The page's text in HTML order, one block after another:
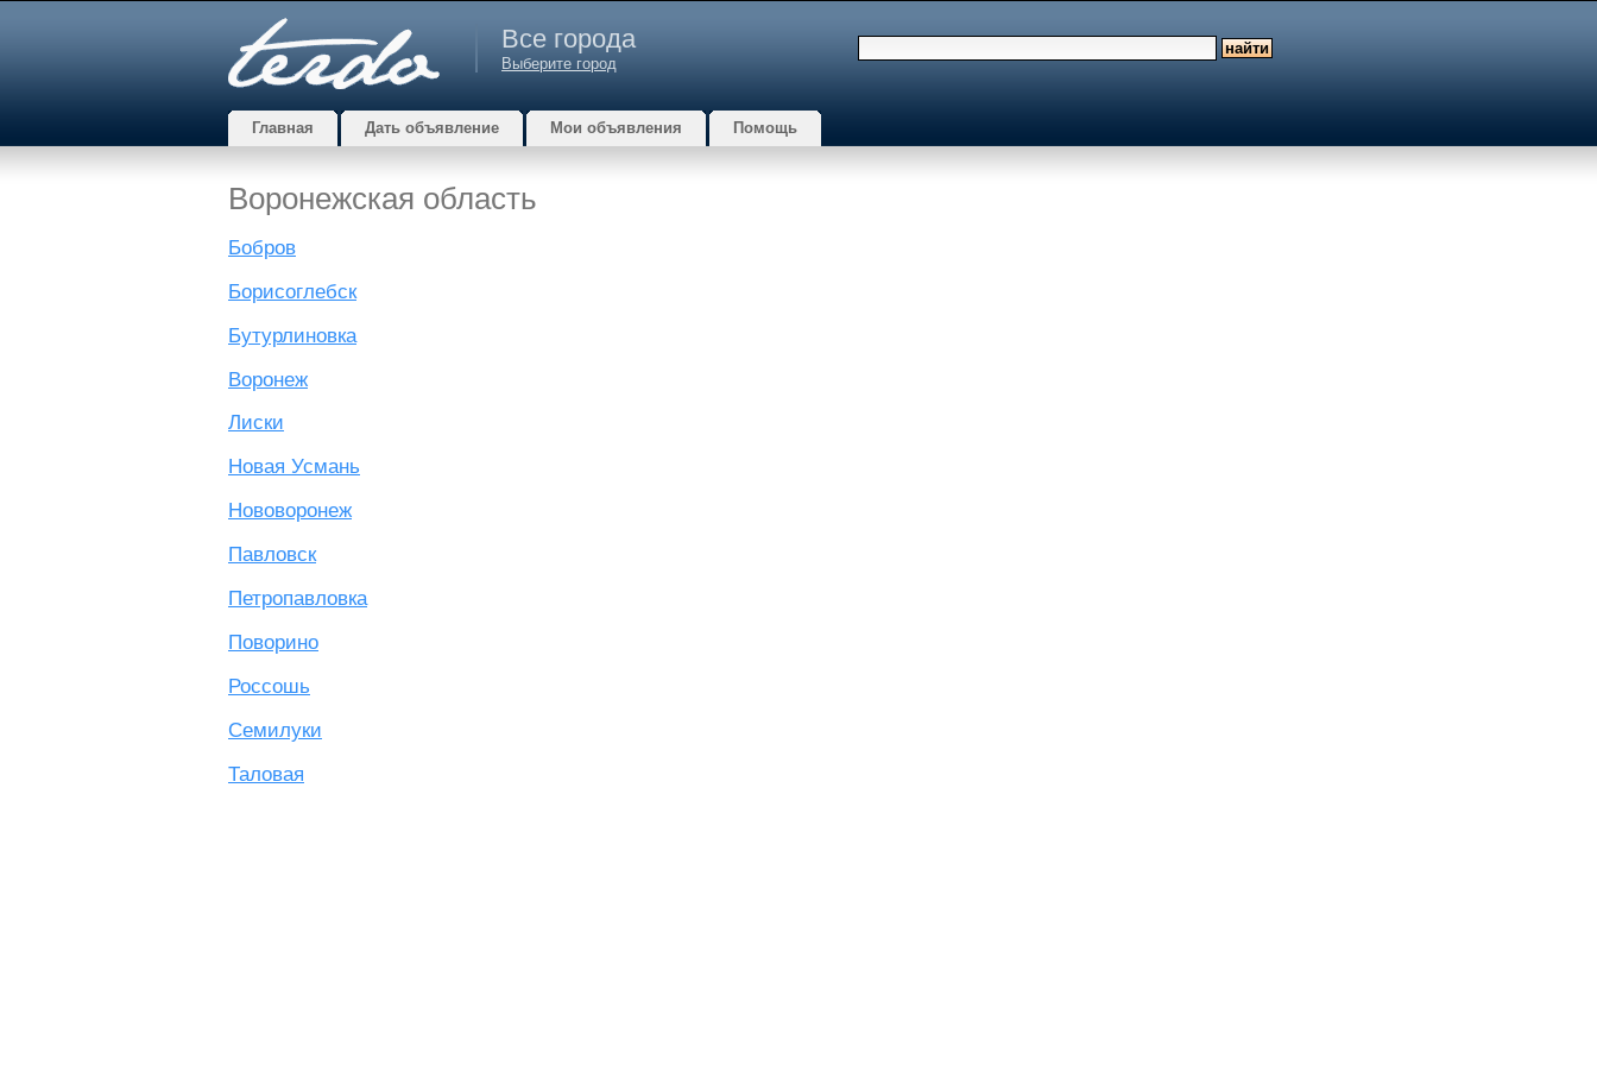
Все города
Выберите город
Главная Дать объявление Мои объявления Помощь
Воронежская область
Бобров
Борисоглебск
Бутурлиновка
Воронеж
Лиски
Новая Усмань
Нововоронеж
Павловск
Петропавловка
Поворино
Россошь
Семилуки
Таловая